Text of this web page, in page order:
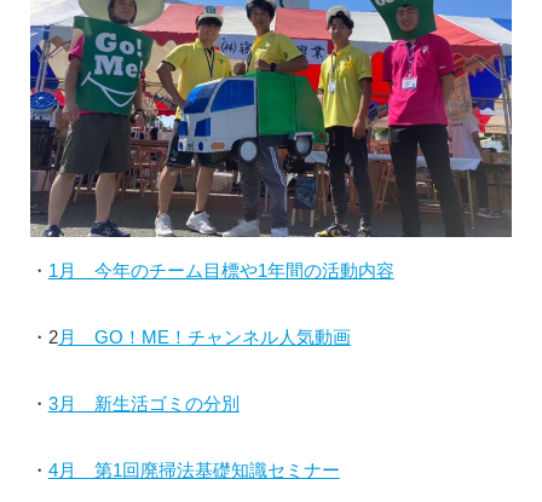
・ 1月 今年のチーム目標や1年間の活動内容
・2月 GO！ME！チャンネル人気動画
・ 3月 新生活ゴミの分別
・ 4月 第1回廃掃法基礎知識セミナー